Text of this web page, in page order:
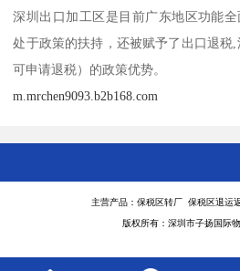
深圳出口加工区是目前广东地区功能全
处于政策的扶持，还被赋予了出口退税
可申请退税）的政策优势。
m.mrchen9093.b2b168.com
主营产品：保税区转厂 保税区退运
版权所有：深圳市子扬国际